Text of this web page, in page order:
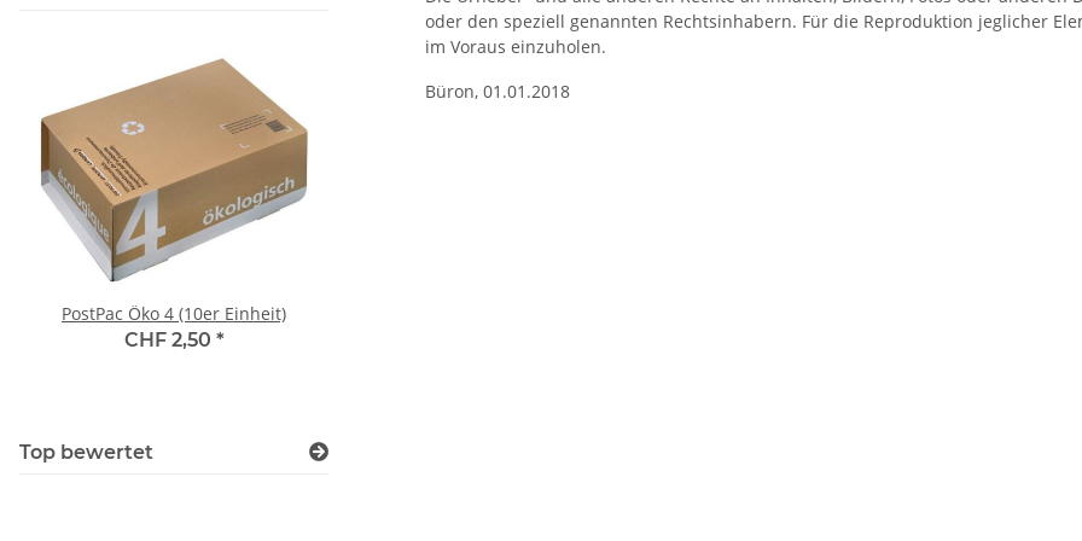
oder den speziell genannten Rechtsinhabern. Für die Reproduktion jeglicher
im Voraus einzuholen.
Büron, 01.01.2018
PostPac Öko 4 (10er Einheit)
CHF 2,50 *
Top bewertet